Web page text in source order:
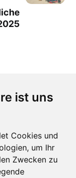
ist uns
Cookies und
um Ihr
Zwecken zu